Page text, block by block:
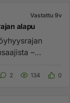
Vastattu 9v
alapu
2 134 0